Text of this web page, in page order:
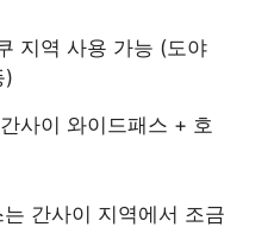
지역 사용 가능 (도야
)
사이 와이드패스 + 호
간사이 지역에서 조금